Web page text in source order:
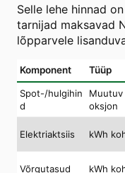
Selle lehe hinnad
tarnijad maksavad
lõpparvele
Komponent Tüüp
Spot-/hulgihin
d
oksjon
Elektriaktsiis kWh
Võrgutasud kWh